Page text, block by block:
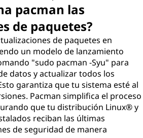
pacman las
de paquetes?
de paquetes en
un modelo de lanzamiento
"sudo pacman -Syu" para
datos y actualizar todos los
garantiza que tu sistema esté al
Pacman simplifica el proceso
que tu distribución Linux® y
reciban las últimas
de seguridad de manera